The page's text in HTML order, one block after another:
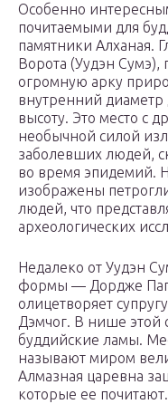
Особенно
почитаемыми для
памятники Алханая.
Ворота (Уудэн
огромную арку
внутренний диаметр
высоту. Это место с
необычной силой
заболевших людей,
во время эпидемий.
изображены
людей, что
археологических
Недалеко от Уудэн
формы — Дордже
олицетворяет
Дэмчог. В нише этой
буддийские ламы.
называют миром
Алмазная царевна
которые ее почитают.